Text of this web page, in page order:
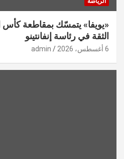
«يويفا» يتمسّك بمقاطعة كأس
الثقة في رئاسة إنفانتينو
6 أغسطس، 2026 admin